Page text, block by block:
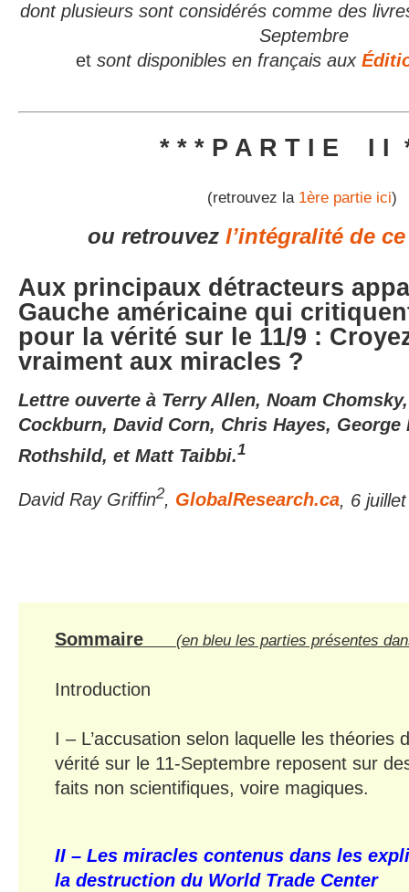
dont plusieurs sont considérés comme des
Septembre
et sont disponibles en français aux
* * * P A R T I E I I
(retrouvez la 1ère partie ici)
ou retrouvezl’intégralité de
Aux principaux détracteurs
Gauche américaine qui
pour la vérité sur le 11/9 :
vraiment aux miracles ?
Lettre ouverte à Terry Allen, Noam
Cockburn, David Corn, Chris Hayes,
Rothshild, et Matt Taibbi.1
David Ray Griffin2, GlobalResearch.ca , 6
Sommaire (en bleu les parties présentes
Introduction
I – L’accusation selon laquelle les théories
vérité sur le 11-Septembre reposent sur
faits non scientifiques, voire magiques.
II – Les miracles contenus dans les
la destruction du World Trade Center